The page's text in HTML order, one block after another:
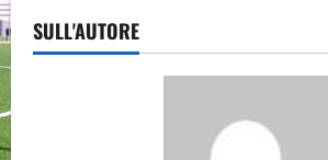
SULL'AUTORE